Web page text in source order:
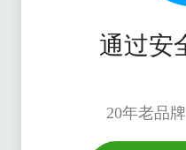
通过安
20年老品